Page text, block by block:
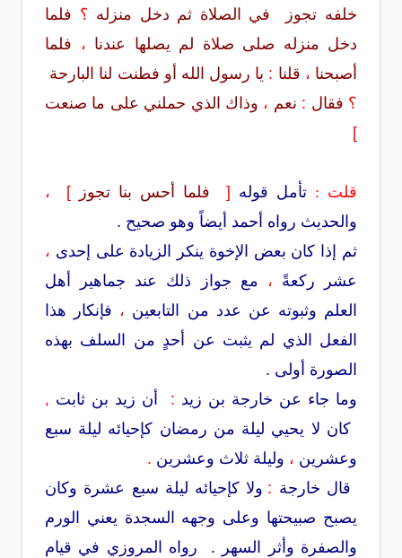
خلفه تجوز في الصلاة ثم دخل منزله ؟ فلما
دخل منزله صلى صلاة لم يصلها عندنا ،
فلما
أصبحنا ، قلنا : يا رسول الله أو فطنت لنا البارحة
؟ فقال : نعم ، وذاك الذي حملني على ما صنعت
]
قلت : تأمل قوله [ فلما أحس بنا تجوز ]
،
والحديث رواه أحمد أيضاً وهو صحيح .
ثم إذا كان بعض الإخوة ينكر الزيادة على إحدى ،
عشر ركعةً ،
مع جواز ذلك عند جماهير أهل
العلم وثبوته عن عدد من التابعين ، فإنكار هذا
الفعل الذي لم يثبت عن أحدٍ من السلف بهذه
الصورة أولى .
وما جاء عن خارجة بن زيد : أن زيد بن ثابت ,
كان لا يحيي ليلة من رمضان كإحيائه ليلة سبع
وعشرين ، وليلة ثلاث وعشرين .
قال خارجة : ولا كإحيائه ليلة سبع عشرة وكان
يصبح صبيحتها وعلى وجهه السجدة يعني الورم
والصفرة وأثر السهر . رواه المروزي في قيام